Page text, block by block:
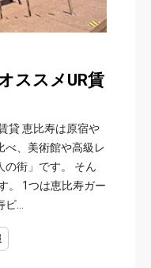
ススメUR賃
貸 恵比寿は原宿や
べ、美術館や高級レ
の街」です。 そん
。 1つは恵比寿ガー
…